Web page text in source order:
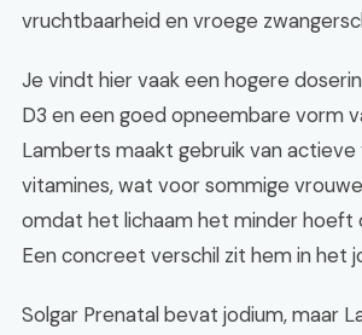
vruchtbaarheid en vroege
Je vindt hier vaak een hogere
D3 en een goed opneembare vorm
Lamberts maakt gebruik van
vitamines, wat voor sommige
omdat het lichaam het minder hoeft
Een concreet verschil zit hem in het
Solgar Prenatal bevat jodium, maar